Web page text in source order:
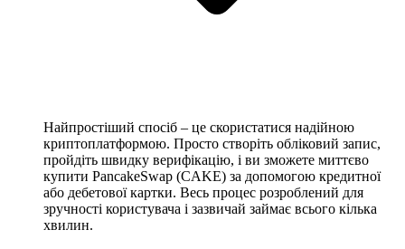
Найпростіший спосіб – це скористатися надійною
криптоплатформою. Просто створіть обліковий запис,
пройдіть швидку верифікацію, і ви зможете миттєво
купити PancakeSwap (CAKE) за допомогою кредитної
або дебетової картки. Весь процес розроблений для
зручності користувача і зазвичай займає всього кілька
хвилин.